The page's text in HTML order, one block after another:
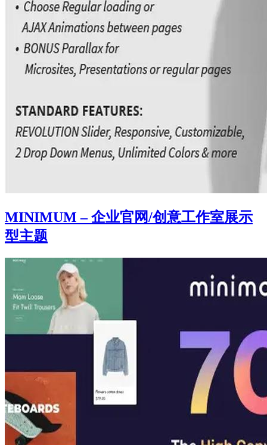
MINIMUM – 企业官网/创意工作室展示
型主题